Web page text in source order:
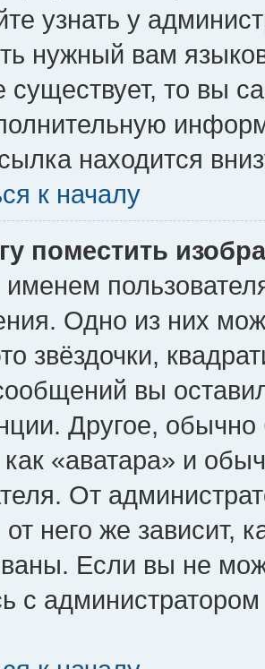
узнать у
нужный вам
существует, то вы
находится
к началу
поместить
Одно из них
звёздочки,
вы
Другое,
как «аватара» и
От
от него же зависит,
Если вы не
с